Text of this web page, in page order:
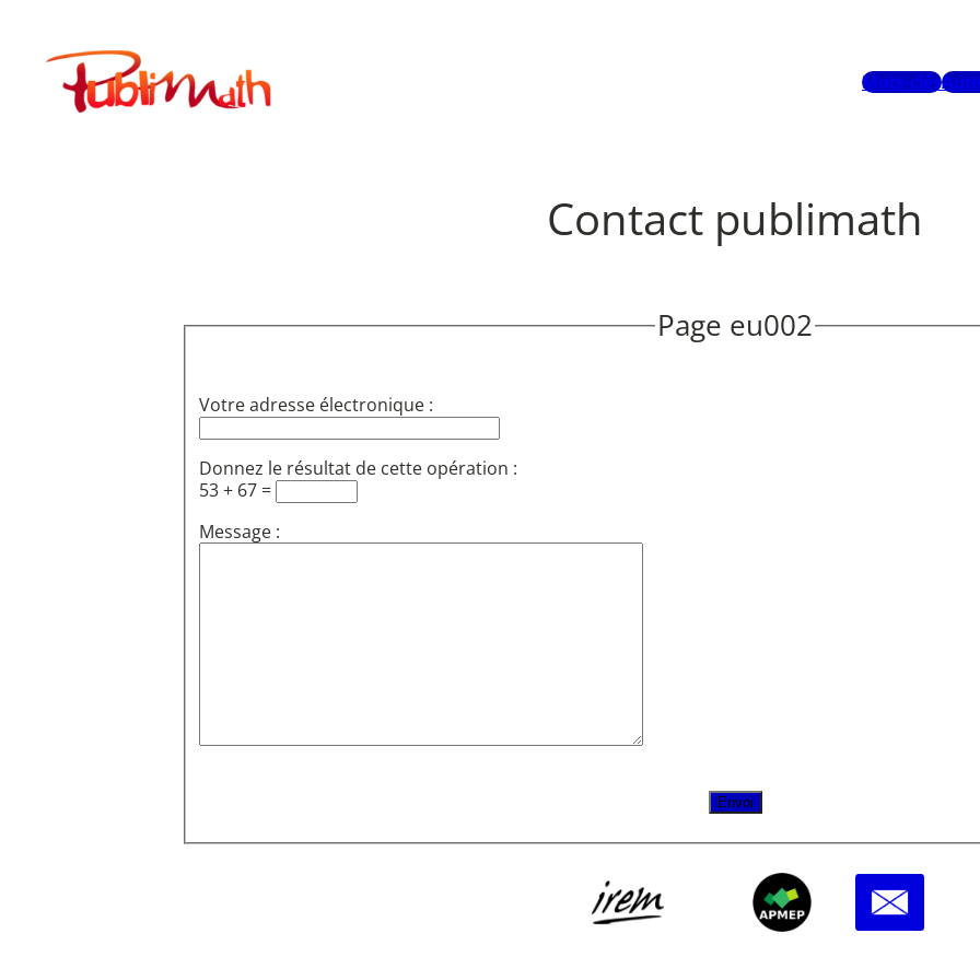
contenuPublimath
Mots-clés
Contact publimath
Page eu002
Votre adresse électronique :
Donnez le résultat de cette opération :
53 + 67 =
Message :